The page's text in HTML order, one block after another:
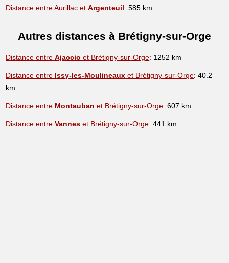
Distance entre Aurillac etArgenteuil: 585 km
Autres distances à Brétigny-sur-Orge
Distance entreAjaccio et Brétigny-sur-Orge: 1252 km
Distance entre Issy-les-Moulineaux et Brétigny-sur-Orge: 40.2
km
Distance entre Montauban et Brétigny-sur-Orge: 607 km
Distance entreVannes et Brétigny-sur-Orge: 441 km